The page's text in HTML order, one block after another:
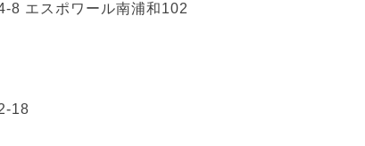
8 エスポワール南浦和102
18